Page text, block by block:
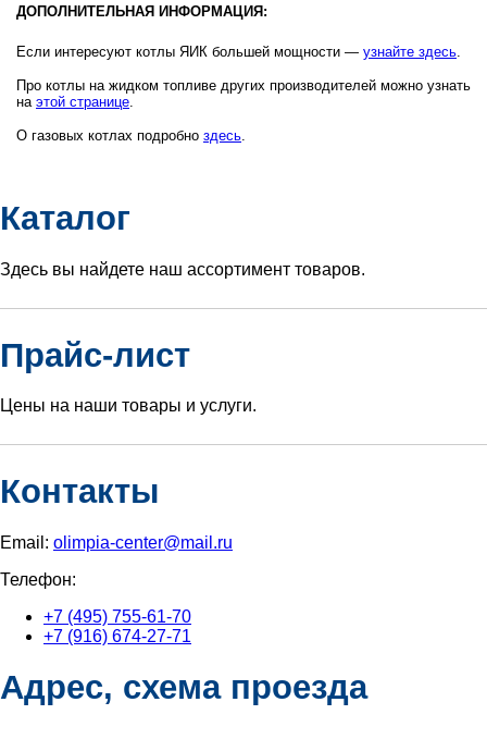
ДОПОЛНИТЕЛЬНАЯ ИНФОРМАЦИЯ:
Если интересуют котлы ЯИК большей мощности — узнайте здесь
Про котлы на жидком топливе других производителей можно узнать
на этой странице
О газовых котлах подробно здесь
Каталог
Здесь вы найдете наш ассортимент товаров.
Прайс-лист
Цены на наши товары и услуги.
Контакты
Email: olimpia-center@mail.ru
Телефон:
+7 (495) 755-61-70
+7 (916) 674-27-71
Адрес, схема проезда